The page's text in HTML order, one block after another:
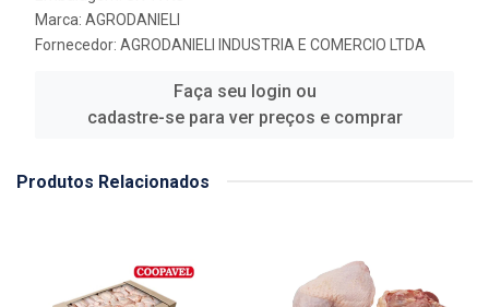
Marca: AGRODANIELI
Fornecedor: AGRODANIELI INDUSTRIA E COMERCIO LTDA
Faça seu login ou
cadastre-se para ver preços e comprar
Produtos Relacionados